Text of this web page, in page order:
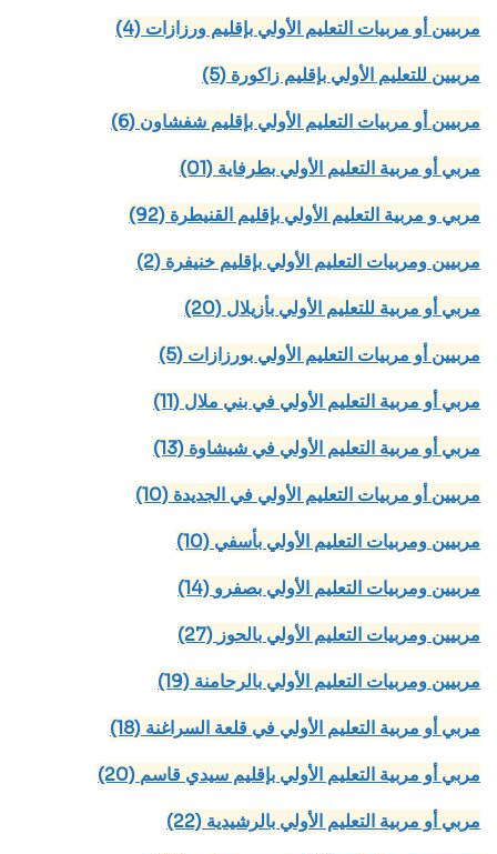
(4) مربيين أو مربيات التعليم الأولي بإقليم ورزازات
(5) مربيين للتعليم الأولي بإقليم زاكورة
(6) مربيين أو مربيات التعليم الأولي بإقليم شفشاون
(01) مربي أو مربية التعليم الأولي بطرفاية
(92) مربي و مربية التعليم الأولي بإقليم القنيطرة
(2) مربيين ومربيات التعليم الأولي بإقليم خنيفرة
(20) مربي أو مربية للتعليم الأولي بأزيلال
(5) مربيين أو مربيات التعليم الأولي بورزازات
(11) مربي أو مربية التعليم الأولي في بني ملال
(13) مربي أو مربية التعليم الأولي في شيشاوة
(10) مربيين أو مربيات التعليم الأولي في الجديدة
(10) مربيين ومربيات التعليم الأولي بأسفي
(14) مربيين ومربيات التعليم الأولي بصفرو
(27) مربيين ومربيات التعليم الأولي بالحوز
(19) مربيين ومربيات التعليم الأولي بالرحامنة
(18) مربي أو مربية التعليم الأولي في قلعة السراغنة
(20) مربي أو مربية التعليم الأولي بإقليم سيدي قاسم
(22) مربي أو مربية التعليم الأولي بالرشيدية